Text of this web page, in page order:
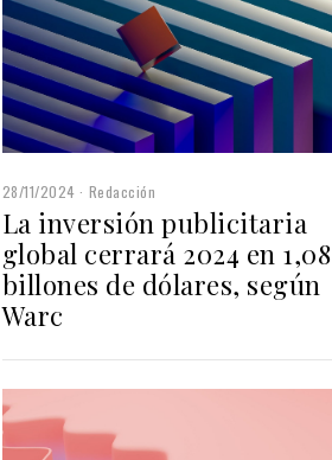
28/11/2024 Redacción
La inversión publicitaria
global cerrará 2024 en 1,08
billones de dólares, según
Warc